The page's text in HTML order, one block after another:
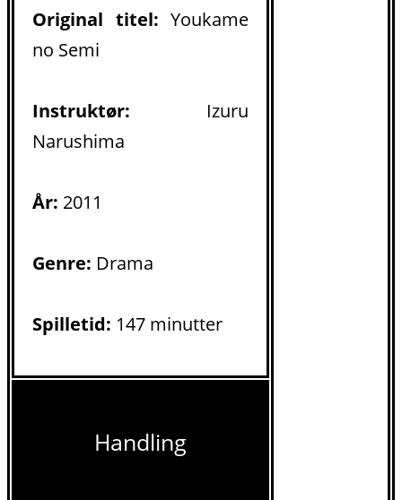
Original titel: Youkame
no Semi
Instruktør: Izuru
Narushima
År: 2011
Genre: Drama
Spilletid: 147 minutter
Handling